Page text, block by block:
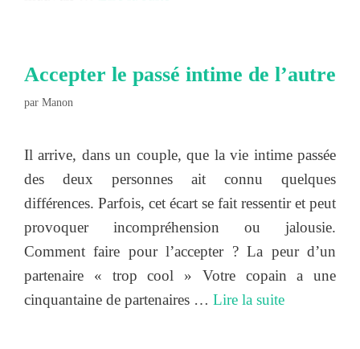
Accepter le passé intime de l’autre
par Manon
Il arrive, dans un couple, que la vie intime passée
des deux personnes ait connu quelques
différences. Parfois, cet écart se fait ressentir et peut
provoquer incompréhension ou jalousie.
Comment faire pour l’accepter ? La peur d’un
partenaire « trop cool » Votre copain a une
cinquantaine de partenaires … Lire la suite